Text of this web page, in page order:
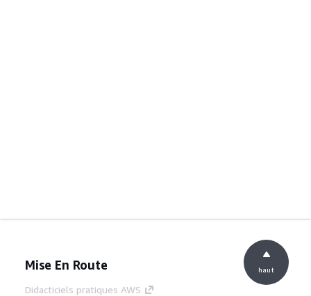
Mise En Route
Didacticiels pratiques AWS
haut